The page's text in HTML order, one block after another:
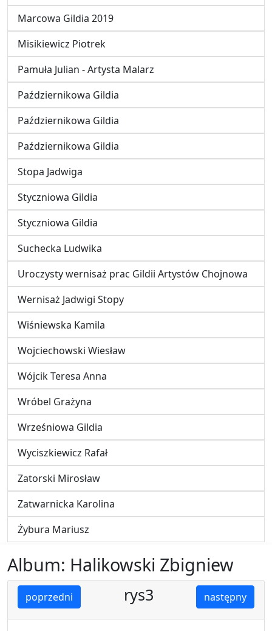
Marcowa Gildia 2019
Misikiewicz Piotrek
Pamuła Julian - Artysta Malarz
Październikowa Gildia
Październikowa Gildia
Październikowa Gildia
Stopa Jadwiga
Styczniowa Gildia
Styczniowa Gildia
Suchecka Ludwika
Uroczysty wernisaż prac Gildii Artystów Chojnowa
Wernisaż Jadwigi Stopy
Wiśniewska Kamila
Wojciechowski Wiesław
Wójcik Teresa Anna
Wróbel Grażyna
Wrześniowa Gildia
Wyciszkiewicz Rafał
Zatorski Mirosław
Zatwarnicka Karolina
Żybura Mariusz
Album: Halikowski Zbigniew
poprzedni następny
rys3